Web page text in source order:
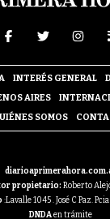
INTERÉS GENERAL
AIRES
SOMOS
propietario: Roberto
:Lavalle 1045 . José C Paz.
DNDAen trámite